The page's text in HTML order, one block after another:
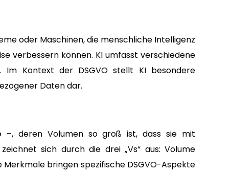
oder Maschinen, die menschliche Intelligenz
verbessern können. KI umfasst verschiedene
Im Kontext der DSGVO stellt KI besondere
Daten dar.
–, deren Volumen so groß ist, dass sie mit
sich durch die drei „Vs“ aus: Volume
bringen spezifische DSGVO-Aspekte